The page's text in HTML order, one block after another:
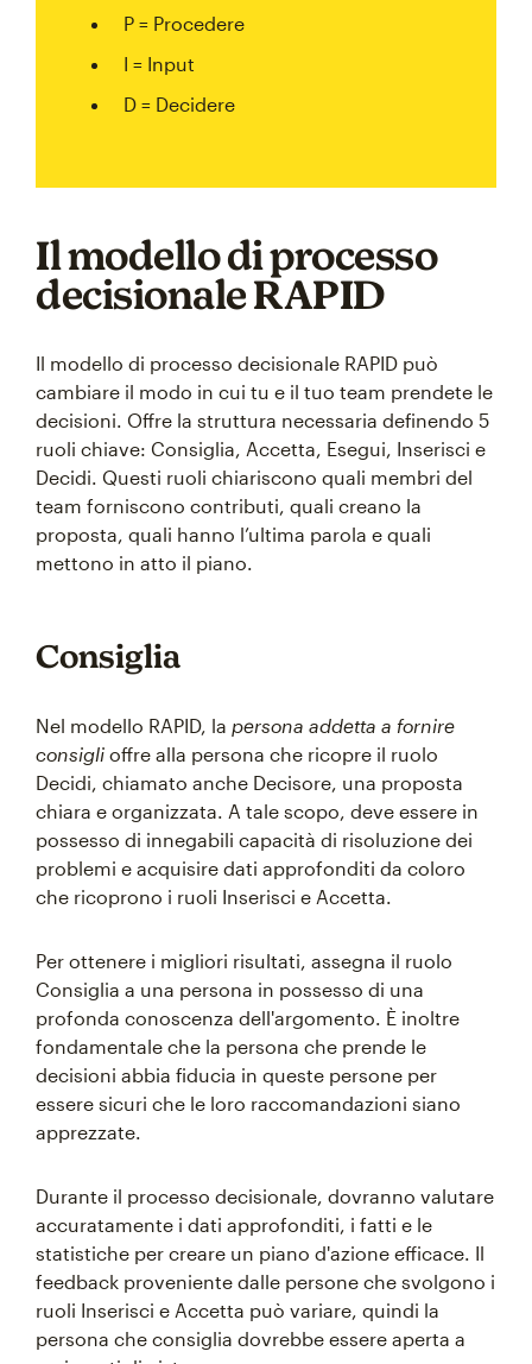
P = Procedere
I = Input
D = Decidere
Il modello di processo
decisionale RAPID
Il modello di processo decisionale RAPID può
cambiare il modo in cui tu e il tuo team prendete le
decisioni. Offre la struttura necessaria definendo 5
ruoli chiave: Consiglia, Accetta, Esegui, Inserisci e
Decidi. Questi ruoli chiariscono quali membri del
team forniscono contributi, quali creano la
proposta, quali hanno l’ultima parola e quali
mettono in atto il piano.
Consiglia
Nel modello RAPID, la persona addetta a fornire
consigli offre alla persona che ricopre il ruolo
Decidi, chiamato anche Decisore, una proposta
chiara e organizzata. A tale scopo, deve essere in
possesso di innegabili capacità di risoluzione dei
problemi e acquisire dati approfonditi da coloro
che ricoprono i ruoli Inserisci e Accetta.
Per ottenere i migliori risultati, assegna il ruolo
Consiglia a una persona in possesso di una
profonda conoscenza dell'argomento. È inoltre
fondamentale che la persona che prende le
decisioni abbia fiducia in queste persone per
essere sicuri che le loro raccomandazioni siano
apprezzate.
Durante il processo decisionale, dovranno valutare
accuratamente i dati approfonditi, i fatti e le
statistiche per creare un piano d'azione efficace. Il
feedback proveniente dalle persone che svolgono i
ruoli Inserisci e Accetta può variare, quindi la
persona che consiglia dovrebbe essere aperta a